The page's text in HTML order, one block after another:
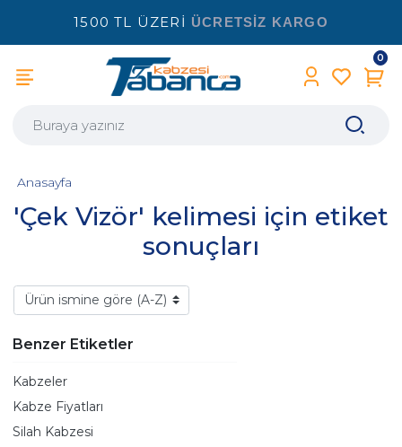
1500 TL ÜZERİ ÜCRETSİZ KARGO
0
'Çek Vizör' kelimesi için etiket
sonuçları
Anasayfa
Benzer Etiketler
Kabzeler
Kabze Fiyatları
Silah Kabzesi